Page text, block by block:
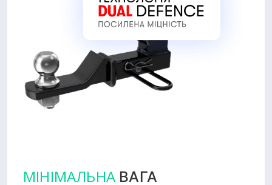
МІНІМАЛЬНА ВАГА